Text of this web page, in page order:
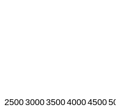
25003000350040004500